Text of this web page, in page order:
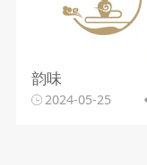
韵味
2024-05-25